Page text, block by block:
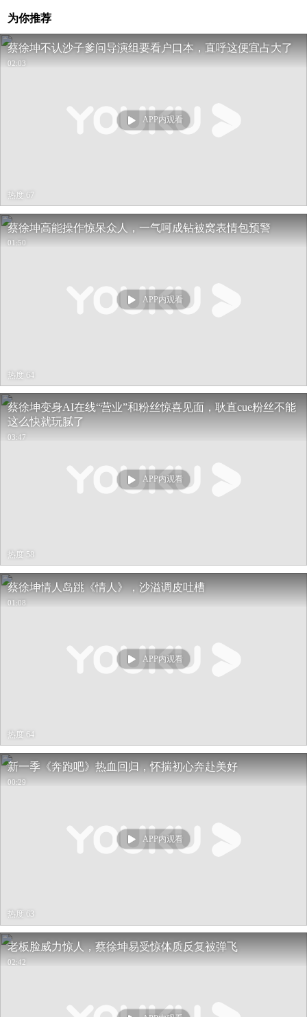
为你推荐
蔡徐坤不认沙子爹问导演组要看户口本，直呼这便宜占大了
02:03
APP内观看
热度 67
蔡徐坤高能操作惊呆众人，一气呵成钻被窝表情包预警
01:50
APP内观看
热度 64
蔡徐坤变身AI在线“营业”和粉丝惊喜见面，耿直cue粉丝不能
这么快就玩腻了
03:47
APP内观看
热度 58
蔡徐坤情人岛跳《情人》，沙溢调皮吐槽
01:08
APP内观看
热度 64
新一季《奔跑吧》热血回归，怀揣初心奔赴美好
00:29
APP内观看
热度 63
老板脸威力惊人，蔡徐坤易受惊体质反复被弹飞
02:42